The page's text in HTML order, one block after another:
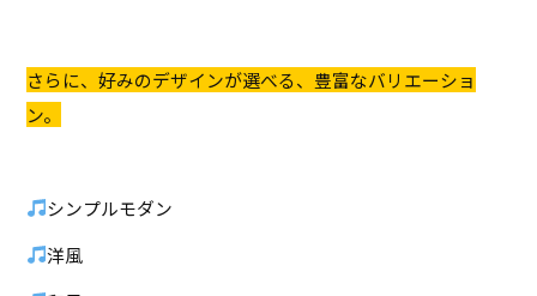
さらに、好みのデザインが選べる、 豊富なバリエーショ
ン。
シンプルモダン
洋風